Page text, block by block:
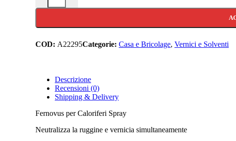
COD: A22295Categorie: Casa e Bricolage, Vernici e Solventi
Descrizione
Recensioni (0)
Shipping & Delivery
Fernovus per Caloriferi Spray
Neutralizza la ruggine e vernicia simultaneamente